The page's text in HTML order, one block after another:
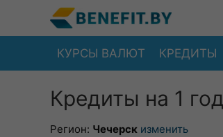
КУРСЫ ВАЛЮТ КРЕДИТЫ
Кредиты на 1
Регион: Чечерск изменить